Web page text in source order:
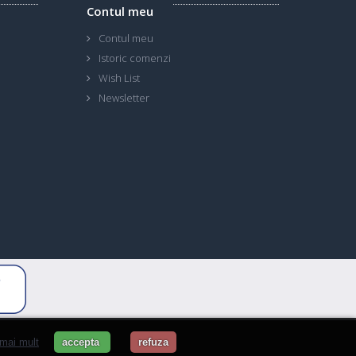
mult accepta refuza
Contul meu
Contul meu
Istoric comenzi
Wish List
Newsletter